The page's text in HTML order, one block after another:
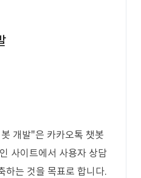
개발"은 카카오톡 챗봇
사이트에서 사용자 상담
하는 것을 목표로 합니다.